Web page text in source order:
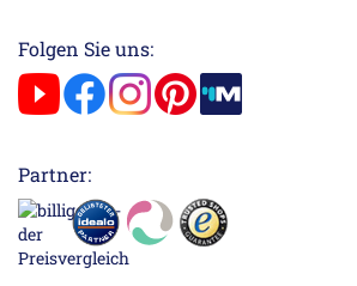
Folgen Sie uns:
Partner: